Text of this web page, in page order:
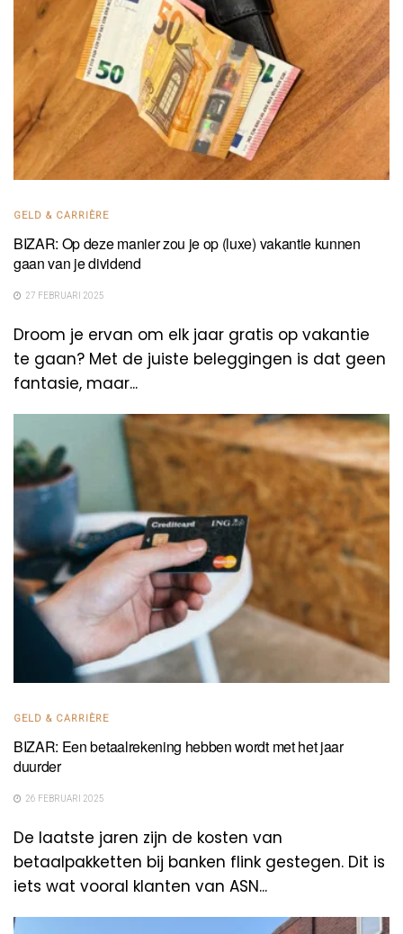
GELD & CARRIÈRE
BIZAR: Op deze manier zou je op (luxe) vakantie kunnen
gaan van je dividend
27 FEBRUARI 2025
Droom je ervan om elk jaar gratis op vakantie
te gaan? Met de juiste beleggingen is dat geen
fantasie, maar...
GELD & CARRIÈRE
BIZAR: Een betaalrekening hebben wordt met het jaar
duurder
26 FEBRUARI 2025
De laatste jaren zijn de kosten van
betaalpakketten bij banken flink gestegen. Dit is
iets wat vooral klanten van ASN...